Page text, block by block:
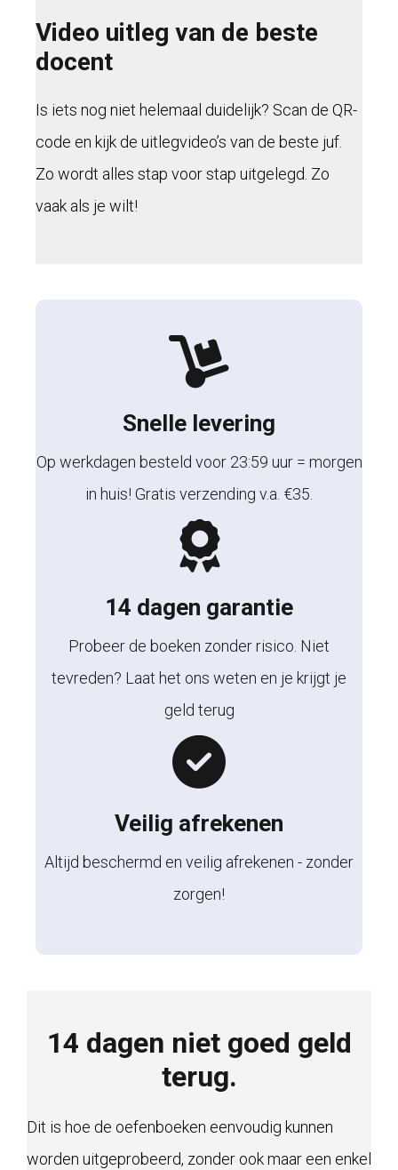
Video uitleg van de beste
docent
Is iets nog niet helemaal duidelijk? Scan de QR-
code en kijk de uitlegvideo’s van de beste juf.
Zo wordt alles stap voor stap uitgelegd. Zo
vaak als je wilt!
Snelle levering
Op werkdagen besteld voor 23:59 uur = morgen
in huis! Gratis verzending v.a. €35.
14 dagen garantie
Probeer de boeken zonder risico. Niet
tevreden? Laat het ons weten en je krijgt je
geld terug
Veilig afrekenen
Altijd beschermd en veilig afrekenen - zonder
zorgen!
14 dagen niet goed geld
terug.
Dit is hoe de oefenboeken eenvoudig kunnen
worden uitgeprobeerd, zonder ook maar een enkel